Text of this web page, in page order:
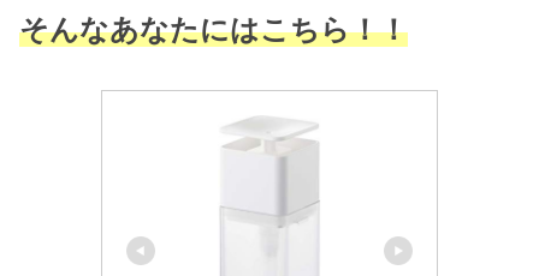
そんなあなたにはこちら！！